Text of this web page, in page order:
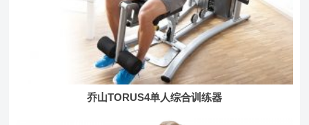
乔山TORUS4单人综合训练器